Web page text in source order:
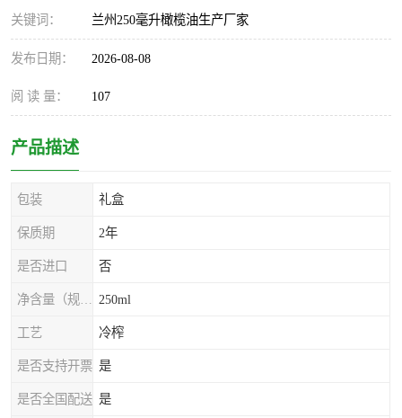
关键词： 兰州250毫升橄榄油生产厂家
发布日期： 2026-08-08
阅 读 量： 107
产品描述
包装 礼盒
保质期 2年
是否进口 否
250ml
工艺 冷榨
是否支持开票 是
是否全国配送 是